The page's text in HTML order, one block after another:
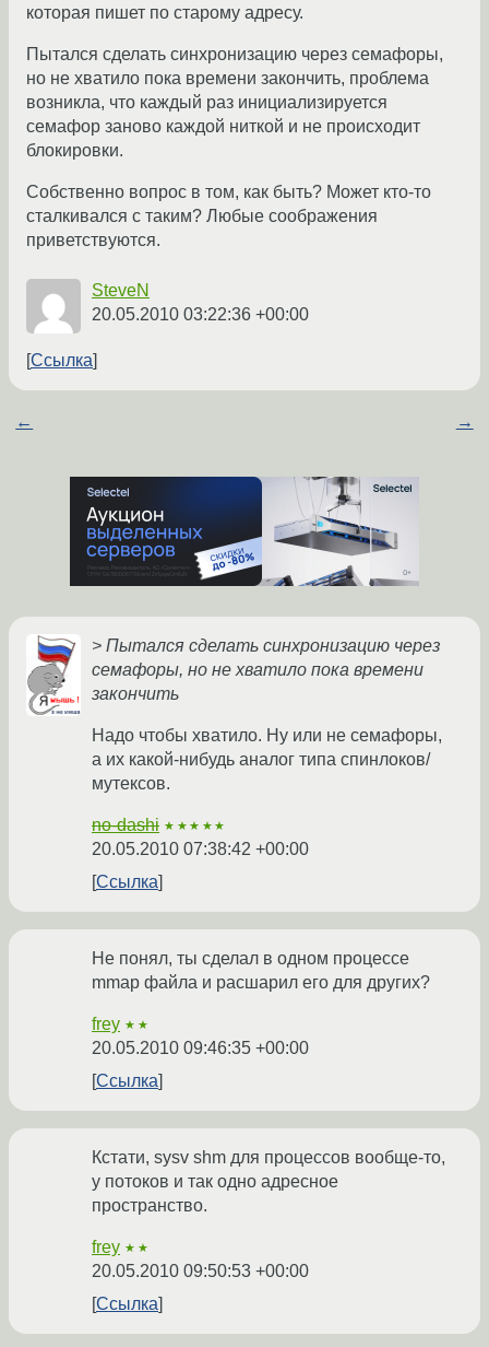
которая пишет по старому адресу.
Пытался сделать синхронизацию через семафоры,
но не хватило пока времени закончить, проблема
возникла, что каждый раз инициализируется
семафор заново каждой ниткой и не происходит
блокировки.
Собственно вопрос в том, как быть? Может кто-то
сталкивался с таким? Любые соображения
приветствуются.
SteveN
20.05.2010 03:22:36 +00:00
Ссылка
← →
> Пытался сделать синхронизацию через
семафоры, но не хватило пока времени
закончить
Надо чтобы хватило. Ну или не семафоры,
а их какой-нибудь аналог типа спинлоков/
мутексов.
no-dashi ★★★★★
20.05.2010 07:38:42 +00:00
Ссылка
Не понял, ты сделал в одном процессе
mmap файла и расшарил его для других?
frey ★★
20.05.2010 09:46:35 +00:00
Ссылка
Кстати, sysv shm для процессов вообще-то,
у потоков и так одно адресное
пространство.
frey ★★
20.05.2010 09:50:53 +00:00
Ссылка